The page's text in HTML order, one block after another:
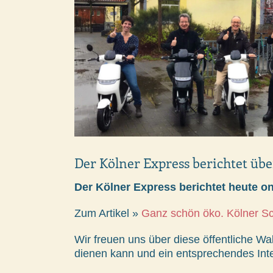
Der Kölner Express berichtet
Der Kölner Express berichtet heute
Zum Artikel » Ganz schön öko. Kölner
Wir freuen uns über diese öffentliche
dienen kann und ein entsprechendes